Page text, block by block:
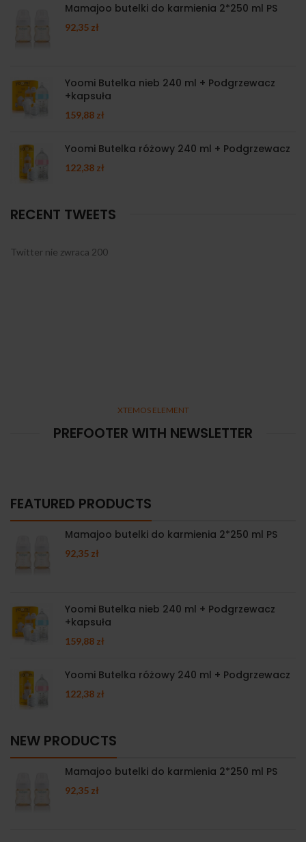
Mamajoo butelki do karmienia 2*250 ml PS
92,35 zł
Yoomi Butelka nieb 240 ml + Podgrzewacz
+kapsuła
159,88 zł
Yoomi Butelka różowy 240 ml + Podgrzewacz
122,38 zł
RECENT TWEETS
Twitter nie zwraca 200
XTEMOS ELEMENT
PREFOOTER WITH NEWSLETTER
FEATURED PRODUCTS
Mamajoo butelki do karmienia 2*250 ml PS
92,35 zł
Yoomi Butelka nieb 240 ml + Podgrzewacz
+kapsuła
159,88 zł
Yoomi Butelka różowy 240 ml + Podgrzewacz
122,38 zł
NEW PRODUCTS
Mamajoo butelki do karmienia 2*250 ml PS
92,35 zł